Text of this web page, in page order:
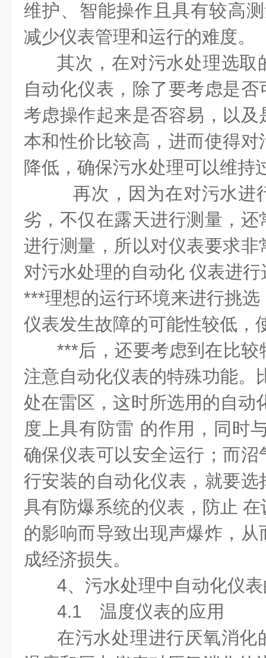
维护、智能操作且具有较高
减少仪表管理和运行的难度。
其次，在对污水处理选取
自动化仪表，除了要考虑是
考虑操作起来是否容易，以
本和性价比较高，进而使得
降低，确保污水处理可以维持
再次，因为在对污水进
劣，不仅在露天进行测量，
进行测量，所以对仪表要求
对污水处理的自动化 仪表进
***理想的运行环境来进行挑
仪表发生故障的可能性较低，
***后，还要考虑到在比
注意自动化仪表的特殊功能。
处在雷区，这时所选用的自动
度上具有防雷 的作用，同时
确保仪表可以安全运行；而
行安装的自动化仪表，就要
具有防爆系统的仪表，防止
的影响而导致出现声爆炸，
成经济损失。
4、污水处理中自动化仪
4.1 温度仪表的应用
在污水处理进行厌氧消化